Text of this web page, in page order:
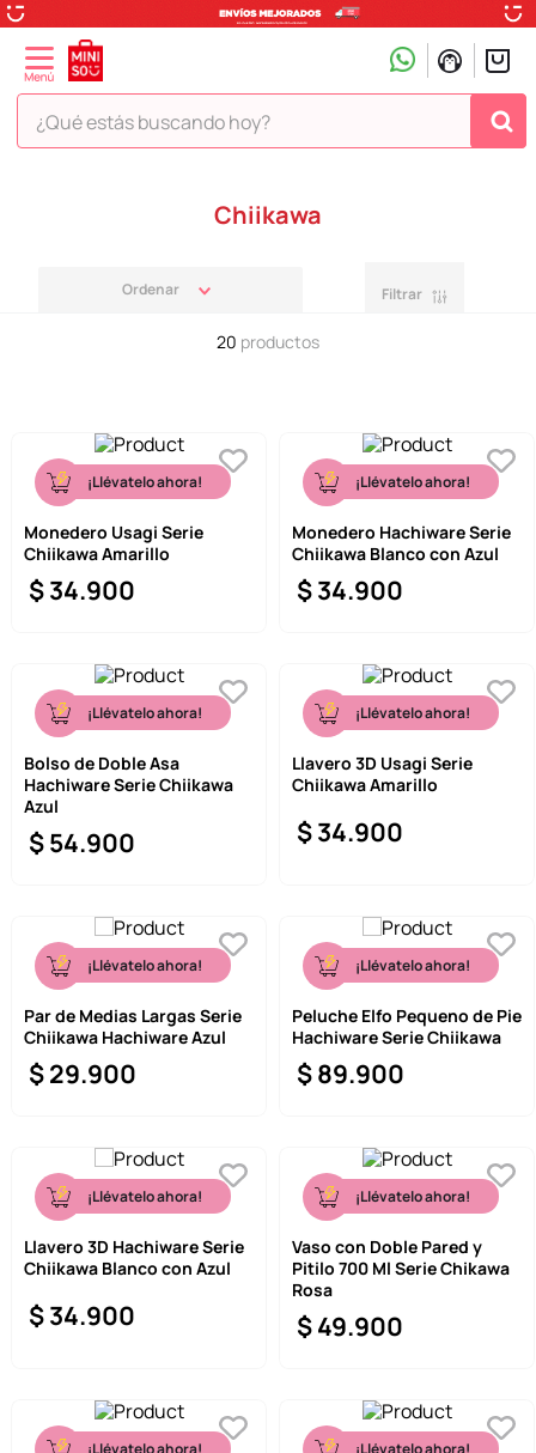
¿Qué estás buscando hoy?
Chiikawa
Filtrar
20 productos
¡Llévatelo ahora!
Monedero Usagi Serie
Chiikawa Amarillo
$34.900
¡Llévatelo ahora!
Monedero Hachiware Serie
Chiikawa Blanco con Azul
$34.900
¡Llévatelo ahora!
Bolso de Doble Asa
Hachiware Serie Chiikawa
Azul
$54.900
¡Llévatelo ahora!
Llavero 3D Usagi Serie
Chiikawa Amarillo
$34.900
¡Llévatelo ahora!
Par de Medias Largas Serie
Chiikawa Hachiware Azul
$29.900
¡Llévatelo ahora!
Peluche Elfo Pequeno de Pie
Hachiware Serie Chiikawa
$89.900
¡Llévatelo ahora!
Llavero 3D Hachiware Serie
Chiikawa Blanco con Azul
$34.900
¡Llévatelo ahora!
Vaso con Doble Pared y
Pitilo 700 Ml Serie Chikawa
Rosa
$49.900
disney
7
termos
8
toy story
9.
llaveros
10
one piece